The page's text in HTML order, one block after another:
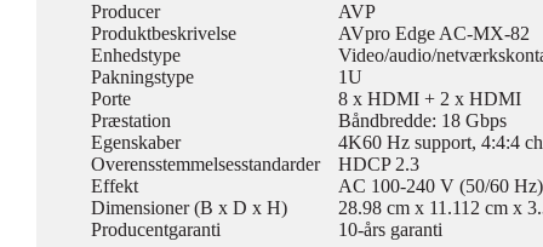
Producer
AVP
Produktbeskrivelse
AVpro Edge AC-MX-82
Enhedstype
Video/audio/
Pakningstype
1U
Porte
8 x HDMI + 2 x HDMI
Præstation
Båndbredde: 18 Gbps
Egenskaber
4K60 Hz support, 4:4:4
Overensstemmelsesstandarder
HDCP 2.3
Effekt
AC 100-240 V (50/60 Hz)
Dimensioner (B x D x H)
28.98 cm x 11.112 cm x
Producentgaranti
10-års garanti